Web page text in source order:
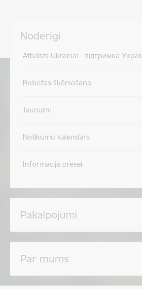
Noderīgi
Atbalsts Ukrainai - підтримка
Robežas šķērsošana
Jaunumi
Notikumu kalendārs
Informācija presei
Pakalpojumi
Par mums